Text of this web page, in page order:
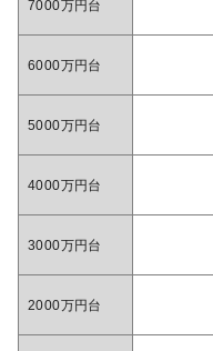
7000万円台
6000万円台
5000万円台
4000万円台
3000万円台
2000万円台